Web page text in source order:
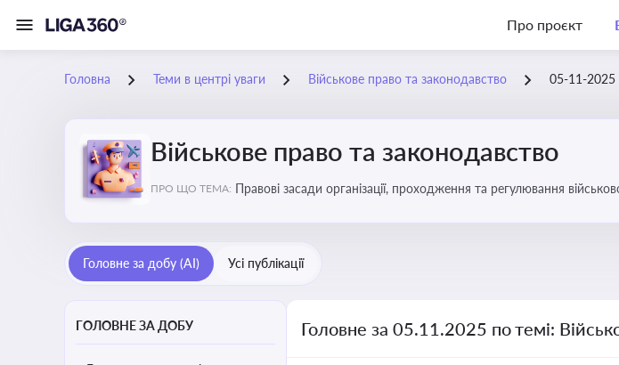
Про проєкт
Головна Теми в центрі уваги Військове право та законодавство 05-11-2025
Військове право та законодавство
ПРО ЩО ТЕМА: Правові засади організації, проходження та регулювання
Головне за добу (AI) Усі публікації
ГОЛОВНЕ ЗА ДОБУ Головне за 05.11.2025 по темі: